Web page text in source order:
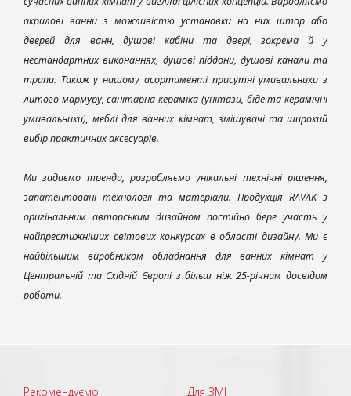
акрилові ванни з можливістю установки на них штор або
дверей для ванн, душові кабіни та двері, зокрема й у
нестандартних виконаннях, душові піддони, душові канали та
трапи. Також у нашому асортименті присутні умивальники з
литого мармуру, санітарна кераміка (унітази, біде та керамічні
умивальники), меблі для ванних кімнат, змішувачі та широкий
вибір практичних аксесуарів.
Ми задаємо тренди, розробляємо унікальні технічні рішення,
запатентовані технології та матеріали. Продукція RAVAK з
оригінальним авторським дизайном постійно бере участь у
найпрестижніших світових конкурсах в області дизайну. Ми є
найбільшим виробником обладнання для ванних кімнат у
Центральній та Східній Європі з більш ніж 25-річним досвідом
роботи.
Рекомендуємо Для ЗМІ